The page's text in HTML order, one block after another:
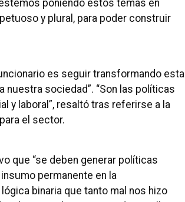
poniendo estos temas en
y plural, para poder construir
es seguir transformando esta
sociedad”. “Son las políticas
y laboral”, resaltó tras referirse a la
el sector.
que “se deben generar políticas
permanente en la
binaria que tanto mal nos hizo